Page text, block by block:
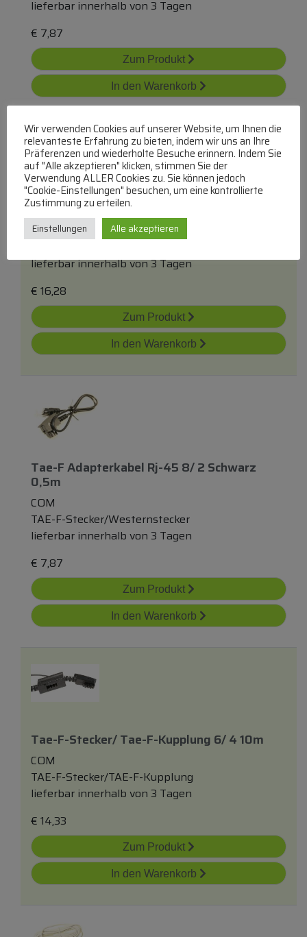
lieferbar innerhalb von 3 Tagen
€ 7,87
Zum Produkt
In den Warenkorb
Tae-F Adapterkabel Rj-45 8/ 2 Weiss 10m
COM
lieferbar innerhalb von 3 Tagen
€ 16,28
Zum Produkt
In den Warenkorb
Tae-F Adapterkabel Rj-45 8/ 2 Schwarz
0,5m
COM
TAE-F-Stecker/Westernstecker
lieferbar innerhalb von 3 Tagen
€ 7,87
Zum Produkt
In den Warenkorb
Tae-F-Stecker/ Tae-F-Kupplung 6/ 4 10m
COM
TAE-F-Stecker/TAE-F-Kupplung
lieferbar innerhalb von 3 Tagen
€ 14,33
Zum Produkt
In den Warenkorb
Wir verwenden Cookies auf unserer Website, um Ihnen die
relevanteste Erfahrung zu bieten, indem wir uns an Ihre
Präferenzen und wiederholte Besuche erinnern. Indem Sie
auf "Alle akzeptieren" klicken, stimmen Sie der
Verwendung ALLER Cookies zu. Sie können jedoch
"Cookie-Einstellungen" besuchen, um eine kontrollierte
Zustimmung zu erteilen.
Einstellungen Alle akzeptieren